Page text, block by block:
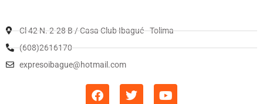
Cl 42 N. 2-28 B / Casa Club Ibagué - Tolima
(608)2616170
expresoibague@hotmail.com